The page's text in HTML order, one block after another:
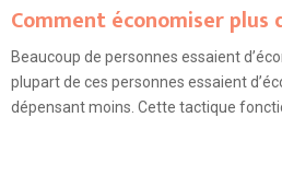
Comment économiser plus
Beaucoup de personnes essaient
plupart de ces personnes essaient
dépensant moins. Cette tactique